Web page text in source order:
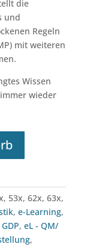
die
und
Regeln
mit weiteren
Wissen
wieder
53x, 62x, 63x,
, e-Learning,
, eL - QM/
,